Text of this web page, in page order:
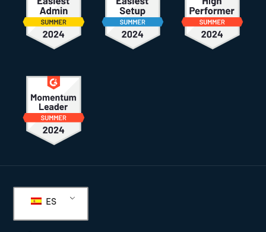
de
ES